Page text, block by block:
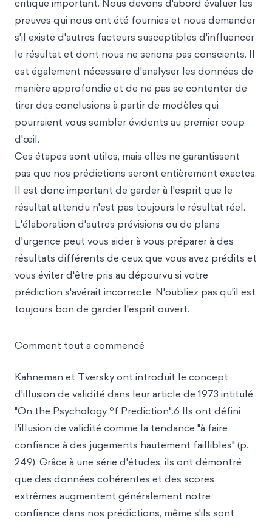
critique important. Nous devons d'abord évaluer les
preuves qui nous ont été fournies et nous demander
s'il existe d'autres facteurs susceptibles d'influencer
le résultat et dont nous ne serions pas conscients. Il
est également nécessaire d'analyser les données de
manière approfondie et de ne pas se contenter de
tirer des conclusions à partir de modèles qui
pourraient vous sembler évidents au premier coup
d'œil.
Ces étapes sont utiles, mais elles ne garantissent
pas que nos prédictions seront entièrement exactes.
Il est donc important de garder à l'esprit que le
résultat attendu n'est pas toujours le résultat réel.
L'élaboration d'autres prévisions ou de plans
d'urgence peut vous aider à vous préparer à des
résultats différents de ceux que vous avez prédits et
vous éviter d'être pris au dépourvu si votre
prédiction s'avérait incorrecte. N'oubliez pas qu'il est
toujours bon de garder l'esprit ouvert.
Comment tout a commencé
Kahneman et Tversky ont introduit le concept
d'illusion de validité dans leur article de 1973 intitulé
"On the Psychology of Prediction".6 Ils ont défini
l'illusion de validité comme la tendance "à faire
confiance à des jugements hautement faillibles" (p.
249). Grâce à une série d'études, ils ont démontré
que des données cohérentes et des scores
extrêmes augmentent généralement notre
confiance dans nos prédictions, même s'ils sont